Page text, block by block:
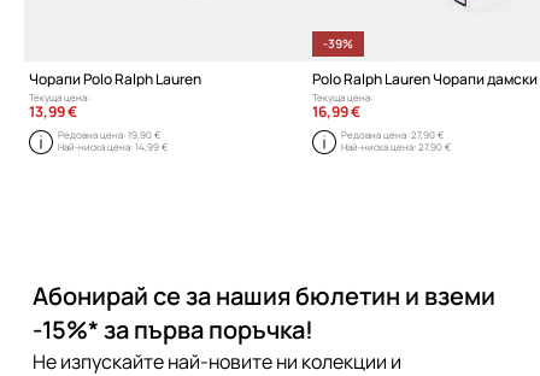
Чорапи Polo Ralph Lauren
Текуща цена:
13,99 €
Редовна цена:19,90 €
Най-ниска цена:14,99 €
-39%
Polo Ralph Lauren Чорапи дамски
Текуща цена:
16,99 €
Редовна цена: 27,90 €
Най-ниска цена: 27,90 €
Абонирай се за нашия бюлетин и вземи
-15%* за първа поръчка!
Не изпускайте най-новите ни колекции и